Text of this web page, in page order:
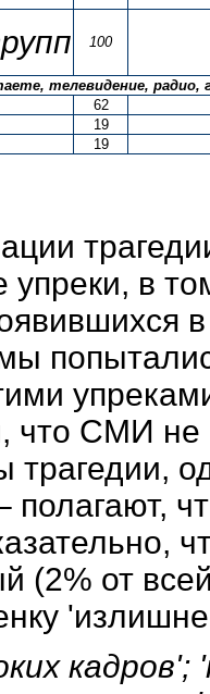
100
телевидение,
62
19
19
упреки, в
что СМИ
трагедии,
полагают,
(2% от
кадров';